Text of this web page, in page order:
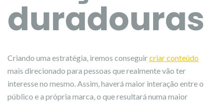
duradouras
Criando uma estratégia, iremos conseguircriar conteúdo
mais direcionado para pessoas que realmente vão ter
interesse no mesmo. Assim, haverá maior interação entre o
público e a própria marca, o que resultará numa maior